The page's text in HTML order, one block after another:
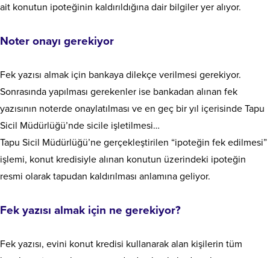
ait konutun ipoteğinin kaldırıldığına dair bilgiler yer alıyor.
Noter onayı gerekiyor
Fek yazısı almak için bankaya dilekçe verilmesi gerekiyor.
Sonrasında yapılması gerekenler ise bankadan alınan fek
yazısının noterde onaylatılması ve en geç bir yıl içerisinde Tapu
Sicil Müdürlüğü’nde sicile işletilmesi…
Tapu Sicil Müdürlüğü’ne gerçekleştirilen “ipoteğin fek edilmesi”
işlemi, konut kredisiyle alınan konutun üzerindeki ipoteğin
resmi olarak tapudan kaldırılması anlamına geliyor.
Fek yazısı almak için ne gerekiyor?
Fek yazısı, evini konut kredisi kullanarak alan kişilerin tüm